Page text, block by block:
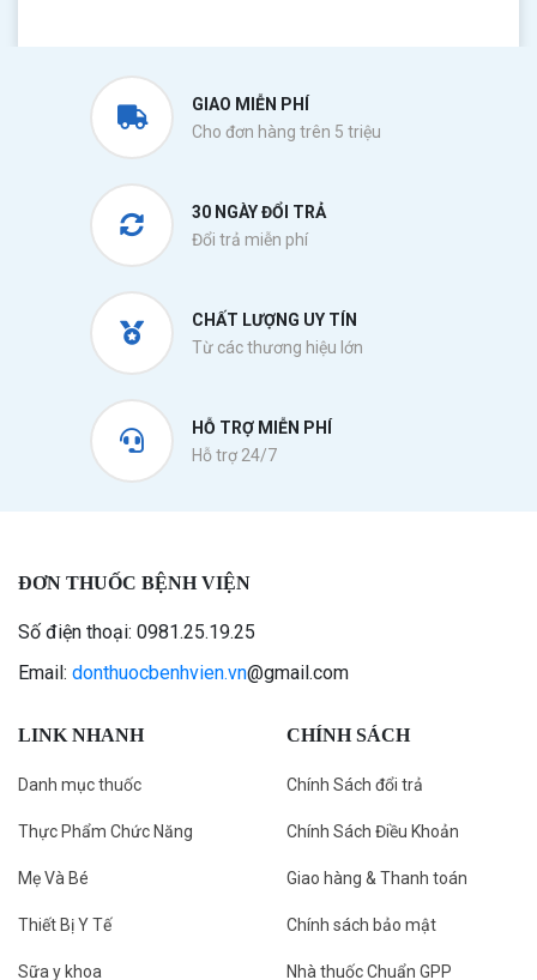
GIAO MIỄN PHÍ
Cho đơn hàng trên 5 triệu
30 NGÀY ĐỔI TRẢ
Đổi trả miễn phí
CHẤT LƯỢNG UY TÍN
Từ các thương hiệu lớn
HỖ TRỢ MIỄN PHÍ
Hỗ trợ 24/7
ĐƠN THUỐC BỆNH VIỆN
Số điện thoại: 0981.25.19.25
Email: donthuocbenhvien.vn@gmail.com
LINK NHANH
Danh mục thuốc
Thực Phẩm Chức Năng
Mẹ Và Bé
Thiết Bị Y Tế
Sữa y khoa
CHÍNH SÁCH
Chính Sách đổi trả
Chính Sách Điều Khoản
Giao hàng & Thanh toán
Chính sách bảo mật
Nhà thuốc Chuẩn GPP